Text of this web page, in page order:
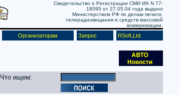
Свидетельство о Регистрации СМИ ИА N 77-
18095 от 27.05.04 года выдано
Министерством РФ по делам печати,
телерадиовещания и средств массовой
коммуникации.
Организаторам Запрос RSoft,Ltd.
Что ищем: